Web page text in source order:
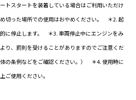
トスタートを装着している場合はご利用いただけ
切った場所での使用はおやめください。 ＊2. 起
に停止します。 ＊3. 車両停止中にエンジンをみ
り、罰則を受けることがありますのでご注意くだ
の条例などをご確認ください。） ＊4. 使用時に
ご使用ください。